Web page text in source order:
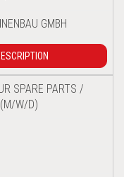
GMBH
SPARE PARTS /
W/D)